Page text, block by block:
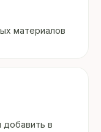
материалов
в